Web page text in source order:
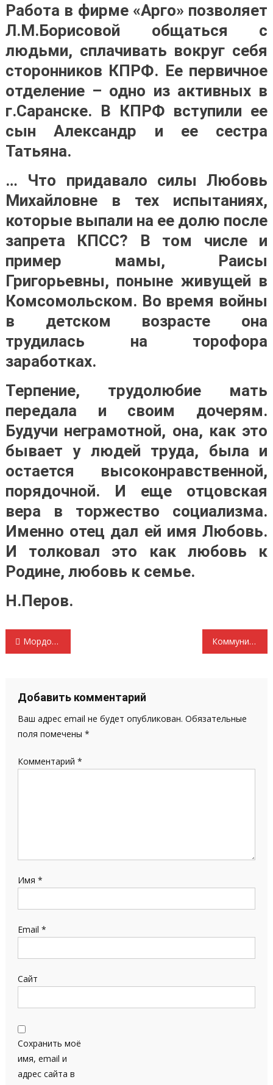
Работа в фирме «Арго» позволяет
Л.М.Борисовой общаться с
людьми, сплачивать вокруг себя
сторонников КПРФ. Ее первичное
отделение – одно из активных в
г.Саранске. В КПРФ вступили ее
сын Александр и ее сестра
Татьяна.
… Что придавало силы Любовь
Михайловне в тех испытаниях,
которые выпали на ее долю после
запрета КПСС? В том числе и
пример мамы, Раисы
Григорьевны, поныне живущей в
Комсомольском. Во время войны
в детском возрасте она
трудилась на торофора
заработках.
Терпение, трудолюбие мать
передала и своим дочерям.
Будучи неграмотной, она, как это
бывает у людей труда, была и
остается высоконравственной,
порядочной. И еще отцовская
вера в торжество социализма.
Именно отец дал ей имя Любовь.
И толковал это как любовь к
Родине, любовь к семье.
Н.Перов.
Навигация
записям
Мордовия перед выборами Главы Республики На сессии Госсобрания РМ выступила депутат – коммунист Валентина Зайцева Коммунисты используют всю бесплатную газетную площадь и все эфиры для предвыборной агитации в пользу Кузякина
Добавить комментарий
Ваш адрес email не будет опубликован. Обязательные
поля помечены *
Комментарий *
Имя *
Email *
Сайт
Сохранить моё
имя, email и
адрес сайта в